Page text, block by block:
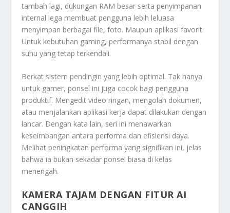
tambah lagi, dukungan RAM besar serta penyimpanan
internal lega membuat pengguna lebih leluasa
menyimpan berbagai file, foto. Maupun aplikasi favorit.
Untuk kebutuhan gaming, performanya stabil dengan
suhu yang tetap terkendali.
Berkat sistem pendingin yang lebih optimal. Tak hanya
untuk gamer, ponsel ini juga cocok bagi pengguna
produktif. Mengedit video ringan, mengolah dokumen,
atau menjalankan aplikasi kerja dapat dilakukan dengan
lancar. Dengan kata lain, seri ini menawarkan
keseimbangan antara performa dan efisiensi daya.
Melihat peningkatan performa yang signifikan ini, jelas
bahwa ia bukan sekadar ponsel biasa di kelas
menengah.
KAMERA TAJAM DENGAN FITUR AI
CANGGIH